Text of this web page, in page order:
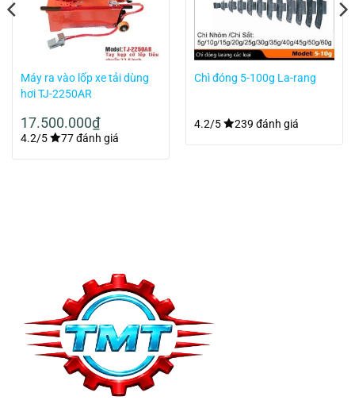
Máy ra vào lốp xe tải dùng
hơi TJ-2250AR
17.500.000₫
4.2/5 77 đánh giá
Chì đóng 5-100g La-rang
4.2/5 239 đánh giá